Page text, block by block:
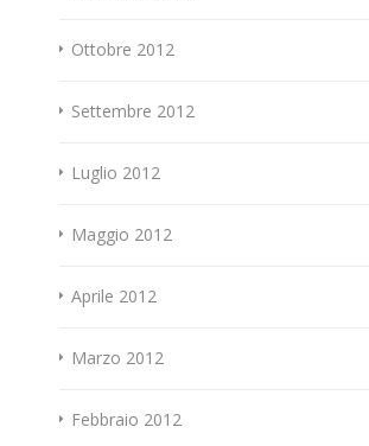
Ottobre 2012
Settembre 2012
Luglio 2012
Maggio 2012
Aprile 2012
Marzo 2012
Febbraio 2012